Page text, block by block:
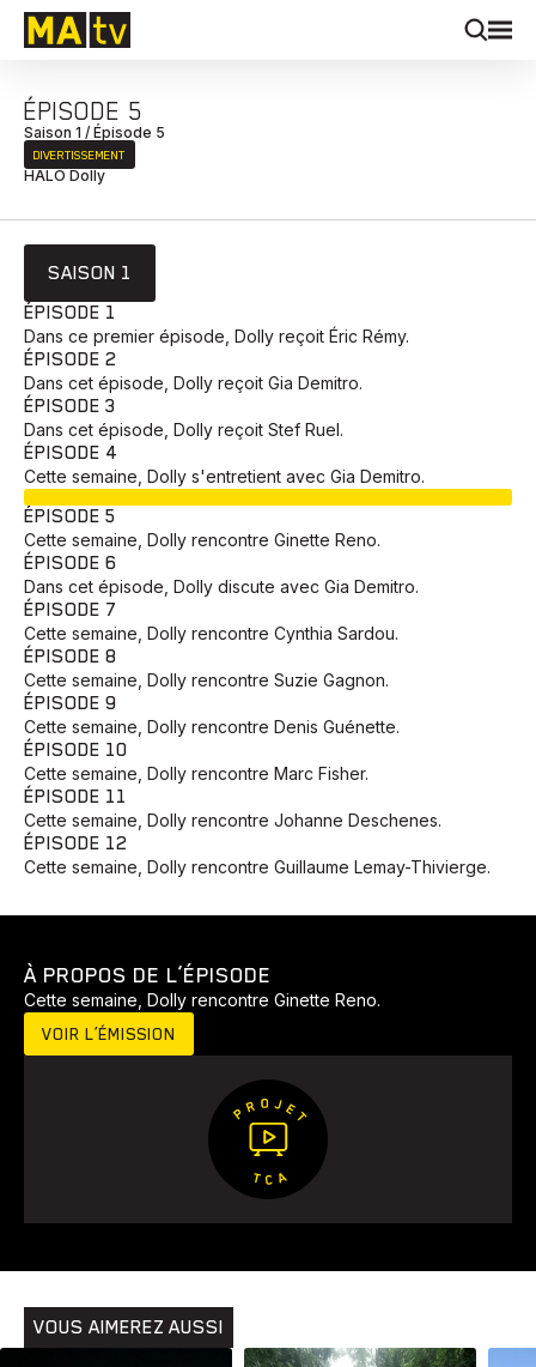
Bingo Communauté
ÉPISODE 5
Saison 1 / Épisode 5
DIVERTISSEMENT
HALO Dolly
SAISON 1
ÉPISODE 1
Dans ce premier épisode, Dolly reçoit Éric Rémy.
ÉPISODE 2
Dans cet épisode, Dolly reçoit Gia Demitro.
ÉPISODE 3
Dans cet épisode, Dolly reçoit Stef Ruel.
ÉPISODE 4
Cette semaine, Dolly s'entretient avec Gia Demitro.
ÉPISODE 5
Cette semaine, Dolly rencontre Ginette Reno.
ÉPISODE 6
Dans cet épisode, Dolly discute avec Gia Demitro.
ÉPISODE 7
Cette semaine, Dolly rencontre Cynthia Sardou.
ÉPISODE 8
Cette semaine, Dolly rencontre Suzie Gagnon.
ÉPISODE 9
Cette semaine, Dolly rencontre Denis Guénette.
ÉPISODE 10
Cette semaine, Dolly rencontre Marc Fisher.
ÉPISODE 11
Cette semaine, Dolly rencontre Johanne Deschenes.
ÉPISODE 12
Cette semaine, Dolly rencontre Guillaume Lemay-Thivierge.
À PROPOS DE L’ÉPISODE
Cette semaine, Dolly rencontre Ginette Reno.
VOIR L’ÉMISSION
VOUS AIMEREZ AUSSI